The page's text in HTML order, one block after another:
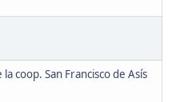
coop. San Francisco de Asís